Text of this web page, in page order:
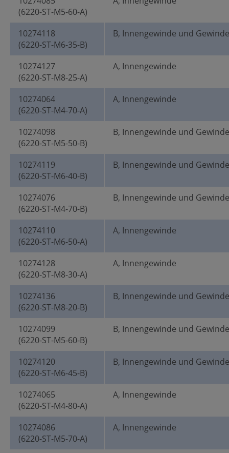
(6220-ST-M5-60-A)
10274118
(6220-ST-M6-35-B)
B, Innengewinde und
10274127
(6220-ST-M8-25-A)
A, Innengewinde
10274064
(6220-ST-M4-70-A)
A, Innengewinde
10274098
(6220-ST-M5-50-B)
B, Innengewinde und
10274119
(6220-ST-M6-40-B)
B, Innengewinde und
10274076
(6220-ST-M4-70-B)
B, Innengewinde und
10274110
(6220-ST-M6-50-A)
A, Innengewinde
10274128
(6220-ST-M8-30-A)
A, Innengewinde
10274136
(6220-ST-M8-20-B)
B, Innengewinde und
10274099
(6220-ST-M5-60-B)
B, Innengewinde und
10274120
(6220-ST-M6-45-B)
B, Innengewinde und
10274065
(6220-ST-M4-80-A)
A, Innengewinde
10274086
(6220-ST-M5-70-A)
A, Innengewinde